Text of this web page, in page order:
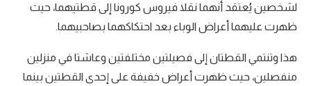
لشخصين يُعتقد أنهما نقلا فيروس كورونا إلى قطتيهما، حيث
ظهرت عليهما أعراض الوباء بعد احتكاكهما بصاحبيهما.
هذا وتنتمي القطتان إلى فصيلتين مختلفتين وعاشتا في منزلين
منفصلين، حيث ظهرت أعراض خفيفة على إحدى القطتين بينما